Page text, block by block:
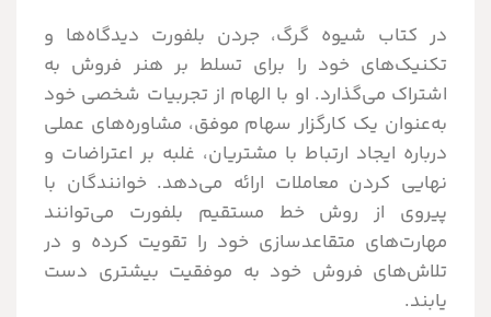
در کتاب شیوه گرگ، جردن بلفورت دیدگاه‌ها و
تکنیک‌های خود را برای تسلط بر هنر فروش به
اشتراک می‌گذارد. او با الهام از تجربیات شخصی خود
به‌عنوان یک کارگزار سهام موفق، مشاوره‌های عملی
درباره ایجاد ارتباط با مشتریان، غلبه بر اعتراضات و
نهایی کردن معاملات ارائه می‌دهد. خوانندگان با
پیروی از روش خط مستقیم بلفورت می‌توانند
مهارت‌های متقاعدسازی خود را تقویت کرده و در
تلاش‌های فروش خود به موفقیت بیشتری دست
یابند.